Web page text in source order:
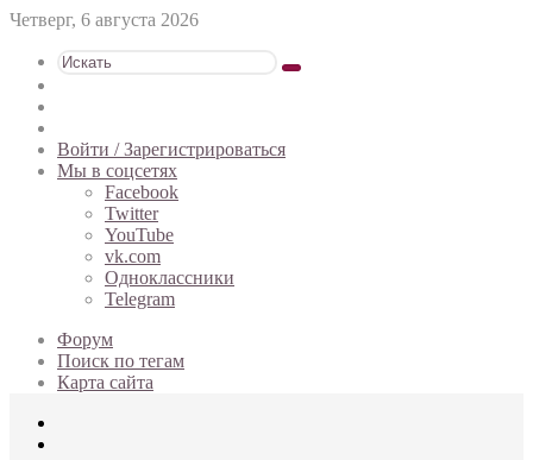
Четверг, 6 августа 2026
Искать
статья
Войти / Зарегистрироваться
Мы в соцсетях
Facebook
Twitter
YouTube
vk.com
Одноклассники
Telegram
Форум
Поиск по тегам
Карта сайта